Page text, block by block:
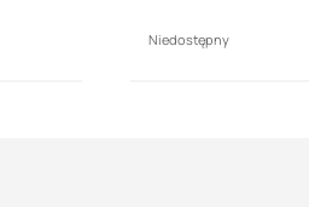
Niedostępny